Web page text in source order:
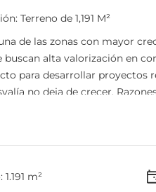
Terreno de 1,191 M²
de las zonas con mayor
alta valorización en
para desarrollar proyectos
no deja de crecer.
totalmente en regla Alta
m²